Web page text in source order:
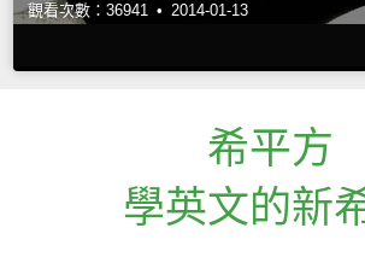
觀看次數：36941 • 2014-01-13
希平方
學英文的新